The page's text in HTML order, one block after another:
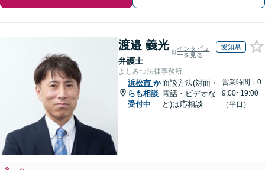
渡邉 義光
弁護士
インタビュ
ーを見る
愛知県
よしみつ法律事務所
浜松市 か
らも相談
受付中
面談方法(対面・
電話・ビデオな
ど)は応相談
営業時間：0
9:00~19:00
（平日）